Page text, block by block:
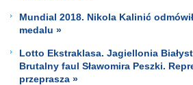
Mundial 2018. Nikola Kalinić
medalu »
Lotto Ekstraklasa. Jagiellonia
Brutalny faul Sławomira Peszki.
przeprasza »